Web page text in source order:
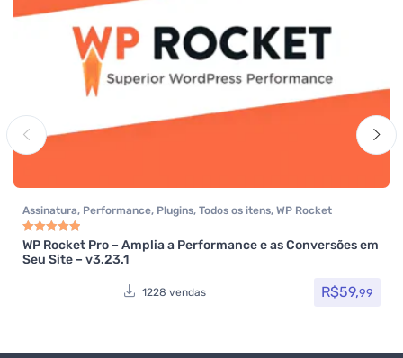
Assinatura, Performance, Plugins, Todos os itens, WP Rocket
Avaliação5.00 de 5
WP Rocket Pro – Amplia a Performance e as Conversões em
Seu Site – v3.23.1
1228 vendas R$59,99